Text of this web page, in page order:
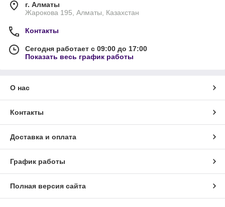
г. Алматы
Жарокова 195, Алматы, Казахстан
Контакты
Сегодня работает с 09:00 до 17:00
Показать весь график работы
О нас
Контакты
Доставка и оплата
График работы
Полная версия сайта